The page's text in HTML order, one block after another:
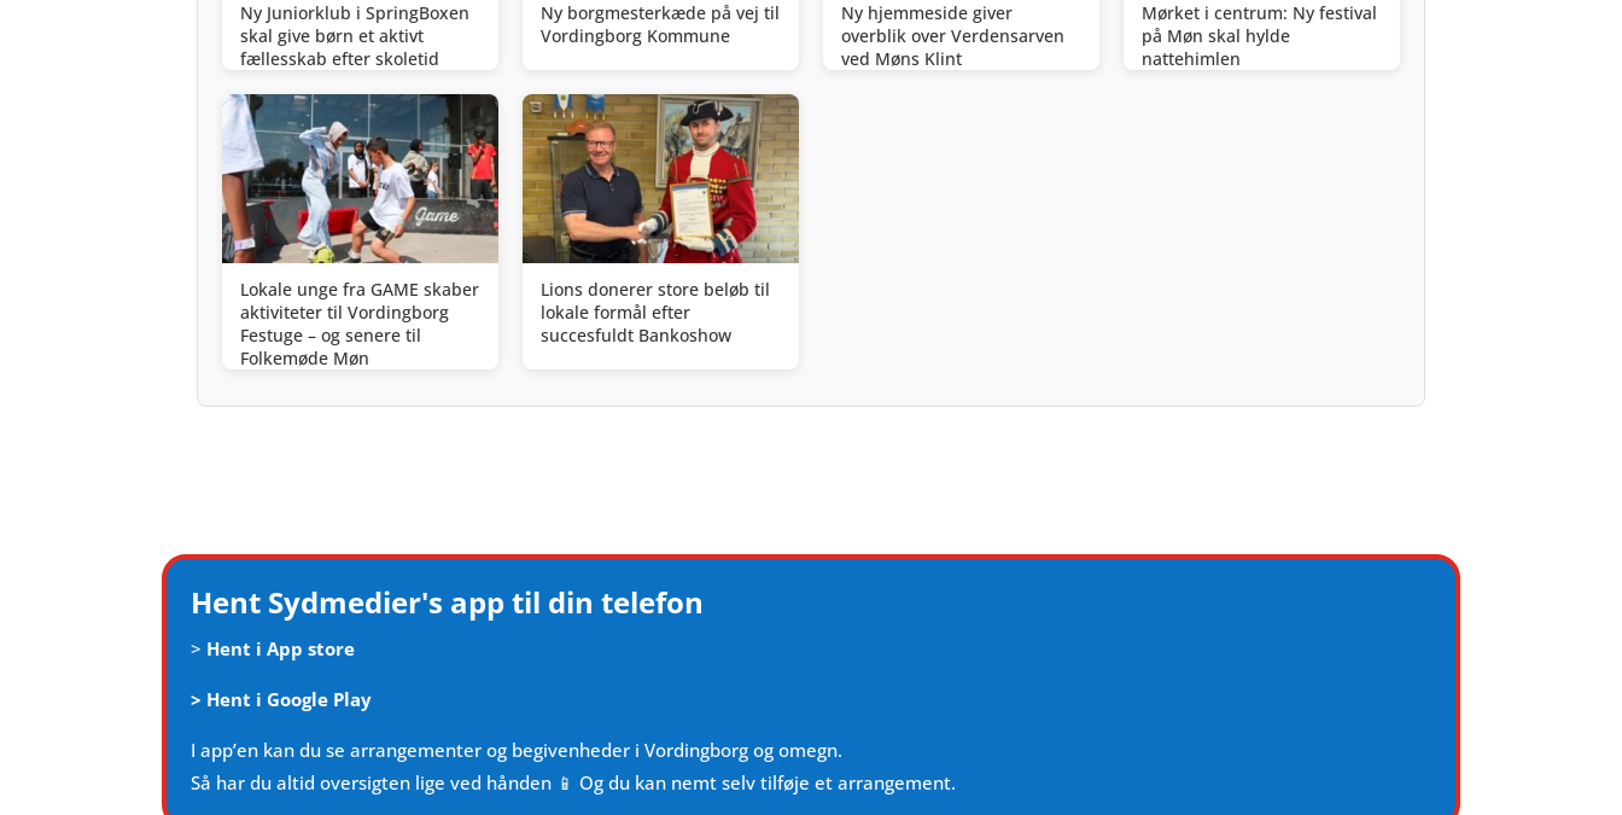
Ny Juniorklub i SpringBoxen
skal give børn et aktivt
fællesskab efter skoletid
Ny borgmesterkæde på vej til
Vordingborg Kommune
Ny hjemmeside giver
overblik over Verdensarven
ved Møns Klint
Mørket i centrum: Ny festival
på Møn skal hylde
nattehimlen
Lokale unge fra GAME skaber
aktiviteter til Vordingborg
Festuge – og senere til
Folkemøde Møn
Lions donerer store beløb til
lokale formål efter
succesfuldt Bankoshow
Hent Sydmedier's app til din telefon
> Hent i App store
> Hent i Google Play
I app’en kan du se arrangementer og begivenheder i Vordingborg og omegn.
Så har du altid oversigten lige ved hånden 📱 Og du kan nemt selv tilføje et arrangement.